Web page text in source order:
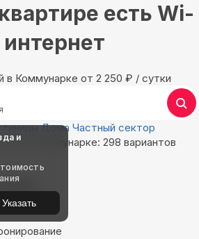
есть Wi-
интернет
в Коммунарке oт 2 250 ₽ / сутки
Дома Частный сектор
в Коммунарке: 298 вариантов
и
Указать